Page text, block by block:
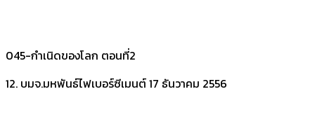
045-กำเนิดของโลก ตอนที่2
12. บมจ.มหพันธ์ไฟเบอร์ซีเมนต์17 ธันวาคม 2556